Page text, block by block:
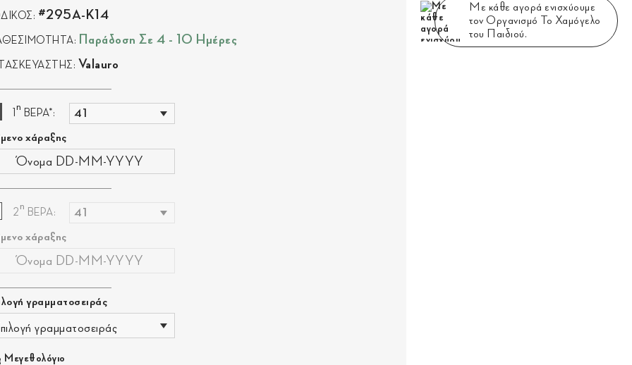
#295A-K14
Παράδοση Σε 4 - 10 Ημέρες
Valauro
η
ΒΕΡΑ*:
χάραξης
2
η
ΒΕΡΑ:
χάραξης
γραμματοσειράς
γραμματοσειράς
Μεγεθολόγιο
Με κάθε αγορά ενισχύουμε
τον Οργανισμό Το Χαμόγελο
του Παιδιού.